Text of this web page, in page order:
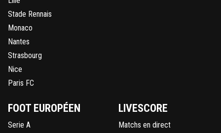
aussi, invaincu a domicile pendant 5 ans!
Stade Rennais
Monaco
Nantes
Strasbourg
Nice
Paris FC
FOOT EUROPÉEN
Serie A
LIVESCORE
Matchs en direct